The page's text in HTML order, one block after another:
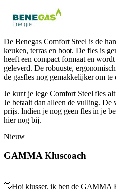
De Benegas Comfort Steel is de
keuken, terras en boot. De fles is
heeft een compact formaat en
geleverd. De robuuste,
de gasfles nog gemakkelijker om te
Je kunt je lege Comfort Steel fles
Je betaalt dan alleen de vulling.
prijs. Indien je nog geen fles in je
hier nog bij.
Nieuw
GAMMA Kluscoach
👋Hoi klusser, ik ben de GAMMA